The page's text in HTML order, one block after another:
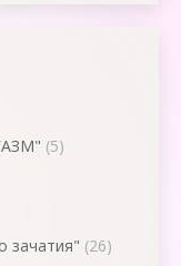
(5)
зачатия" (26)